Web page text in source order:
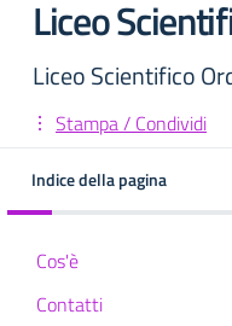
Liceo
Liceo Scientifico
Stampa / Condividi
Indice della pagina
Cos'è
Contatti